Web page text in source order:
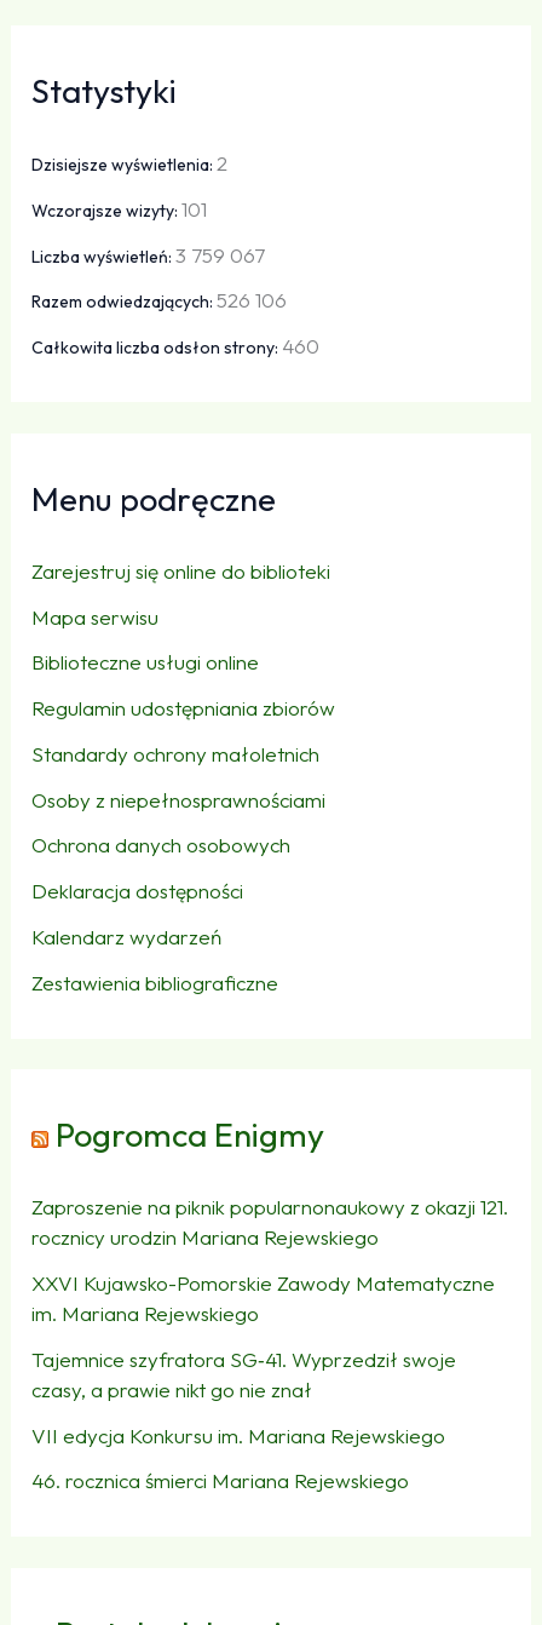
Statystyki
Dzisiejsze wyświetlenia:2
Wczorajsze wizyty:101
Liczba wyświetleń:3 759 067
Razem odwiedzających:526 106
Całkowita liczba odsłon strony: 460
Menu podręczne
Zarejestruj się online do biblioteki
Mapa serwisu
Biblioteczne usługi online
Regulamin udostępniania zbiorów
Standardy ochrony małoletnich
Osoby z niepełnosprawnościami
Ochrona danych osobowych
Deklaracja dostępności
Kalendarz wydarzeń
Zestawienia bibliograficzne
Pogromca Enigmy
Zaproszenie na piknik popularnonaukowy z okazji 121.
rocznicy urodzin Mariana Rejewskiego
XXVI Kujawsko-Pomorskie Zawody Matematyczne
im. Mariana Rejewskiego
Tajemnice szyfratora SG‑41. Wyprzedził swoje
czasy, a prawie nikt go nie znał
VII edycja Konkursu im. Mariana Rejewskiego
46. rocznica śmierci Mariana Rejewskiego